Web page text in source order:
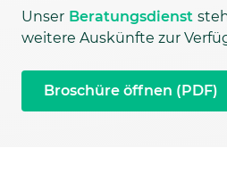
Unser Beratungsdienst
weitere Auskünfte zur
Broschüre öffnen (PDF)